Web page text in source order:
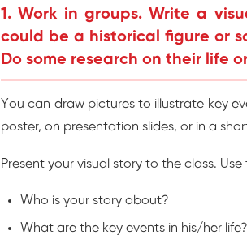
1. Work in groups. Write a
could be a historical figure or
Do some research on their life
You can draw pictures to illustrate key
poster, on presentation slides, or in a
Present your visual story to the class.
Who is your story about?
What are the key events in his/her life?